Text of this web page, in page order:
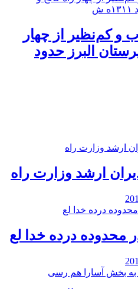
و کم‌نظیر از چهار
البرز حدود
ارشد وزارت راه
محدوده درده خدا لع